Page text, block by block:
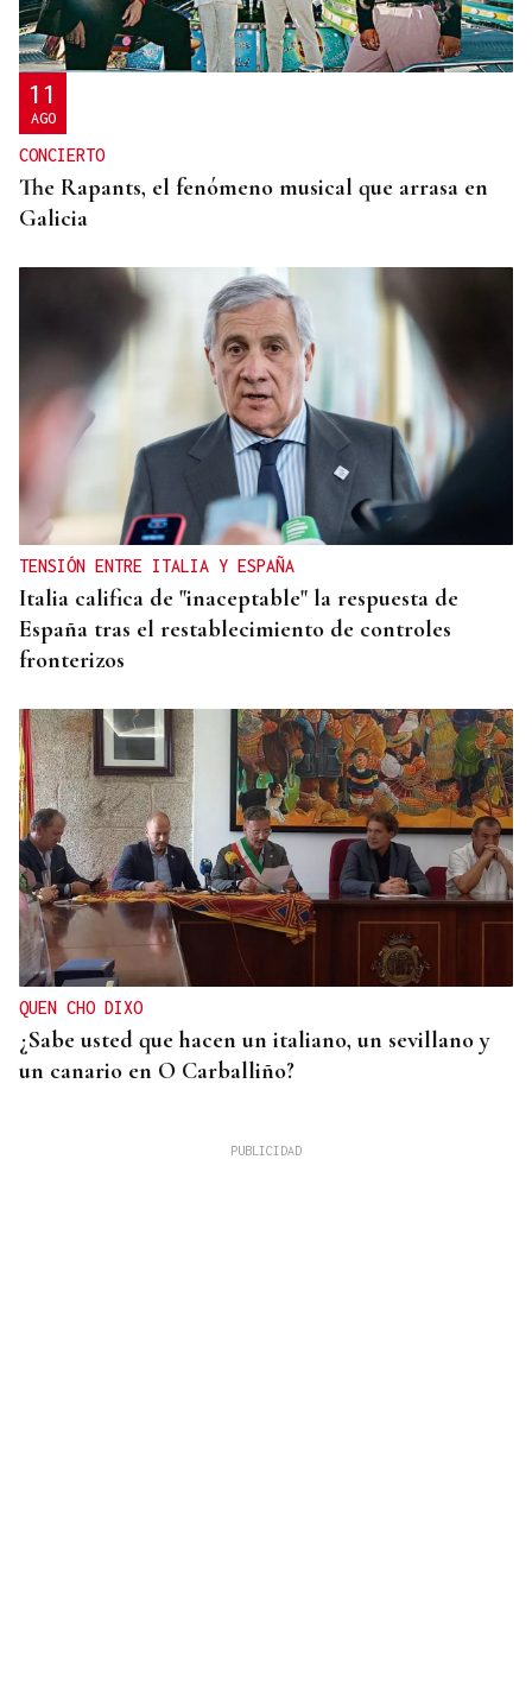
Gondomar vibró con el blues de Javier Vargas
11
AGO
CONCIERTO
The Rapants, el fenómeno musical que arrasa en
Galicia
TENSIÓN ENTRE ITALIA Y ESPAÑA
Italia califica de "inaceptable" la respuesta de
España tras el restablecimiento de controles
fronterizos
QUEN CHO DIXO
¿Sabe usted que hacen un italiano, un sevillano y
un canario en O Carballiño?